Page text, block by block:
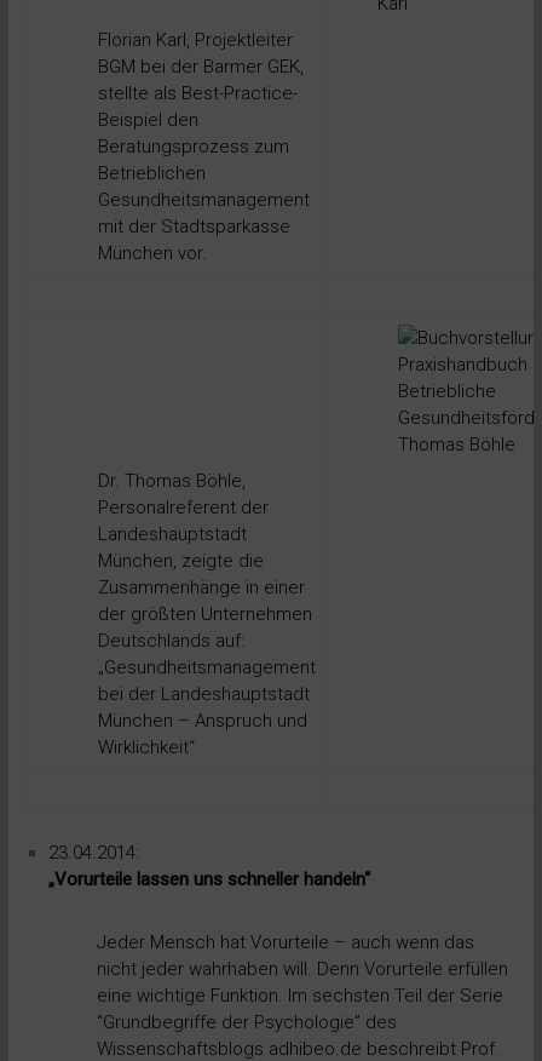
Florian Karl, Projektleiter
BGM bei der Barmer GEK,
stellte als Best-Practice-
Beispiel den
Beratungsprozess zum
Betrieblichen
Gesundheitsmanagement
mit der Stadtsparkasse
München vor.
Dr. Thomas Böhle,
Personalreferent der
Landeshauptstadt
München, zeigte die
Zusammenhänge in einer
der größten Unternehmen
Deutschlands auf:
„Gesundheitsmanagement
bei der Landeshauptstadt
München – Anspruch und
Wirklichkeit“
23.04.2014:
„Vorurteile lassen uns schneller handeln“
Jeder Mensch hat Vorurteile – auch wenn das
nicht jeder wahrhaben will. Denn Vorurteile erfüllen
eine wichtige Funktion. Im sechsten Teil der Serie
“Grundbegriffe der Psychologie” des
Wissenschaftsblogs adhibeo.de beschreibt Prof.